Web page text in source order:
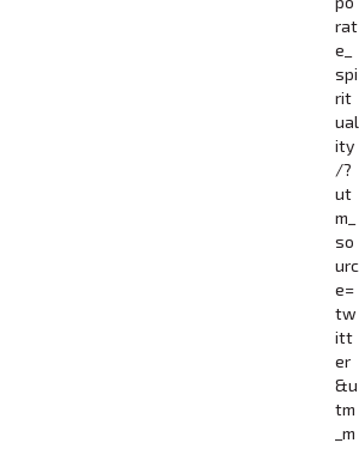
rat
e_
spi
rit
ual
ity
/?
ut
m_
so
urc
e=
tw
itt
er
&u
tm
_m